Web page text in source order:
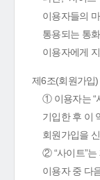
이용자들의
통용되는 통
이용자에게
제6조(회원가입)
① 이용자는 “
기입한 후 이
회원가입을
② “사이트”는
이용자 중 다